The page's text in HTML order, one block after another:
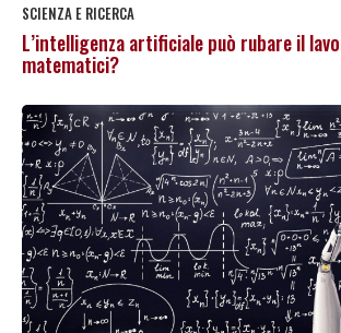
SCIENZA E RICERCA
L’intelligenza artificiale può rubare il
matematici?